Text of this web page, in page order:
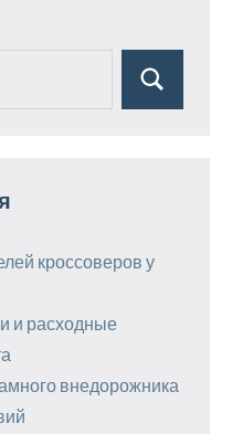
Поиск
кроссоверов у
и расходные
внедорожника